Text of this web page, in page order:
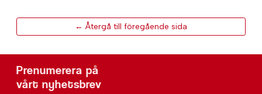
← Återgå till föregående sida
Prenumerera på
vårt nyhetsbrev